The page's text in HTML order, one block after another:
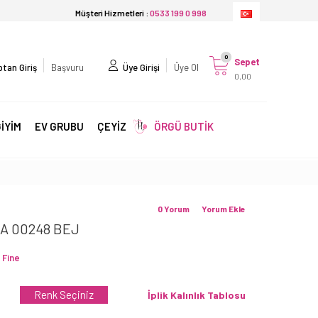
Müşteri Hizmetleri : 0533 199 0 998
Başvuru
Giriş Üye Girişi Üye Ol Sepet
0,00
0
EV GRUBU ÇEYİZ ÖRGÜ BUTİK
00248 BEJ
Yorum Ekle
0 Yorum
İplik Kalınlık Tablosu
Renk Seçiniz